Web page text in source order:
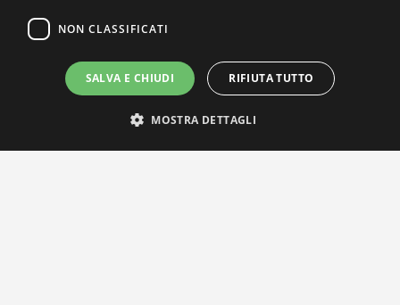
NON CLASSIFICATI
SALVA E CHIUDI RIFIUTA TUTTO
MOSTRA DETTAGLI